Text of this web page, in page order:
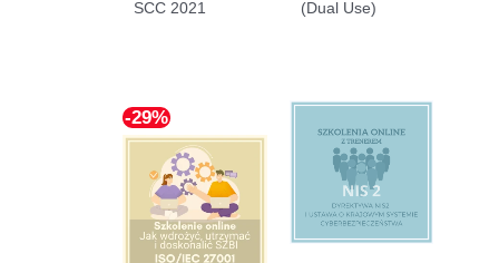
SCC 2021
(Dual Use)
-29%